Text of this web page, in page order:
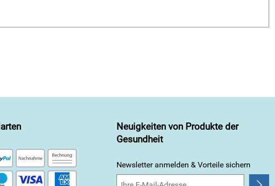
Neuigkeiten von Produkte der
Gesundheit
Newsletter anmelden & Vorteile sichern